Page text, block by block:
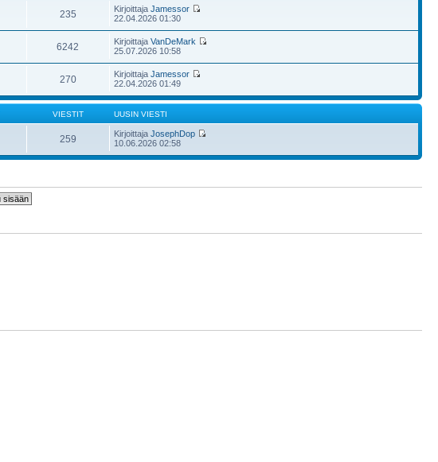
235 KirjoittajaJamessor
22.04.2026 01:30
6242 KirjoittajaVanDeMark
25.07.2026 10:58
270 KirjoittajaJamessor
22.04.2026 01:49
VIESTIT UUSIN VIESTI
259 KirjoittajaJosephDop
10.06.2026 02:58